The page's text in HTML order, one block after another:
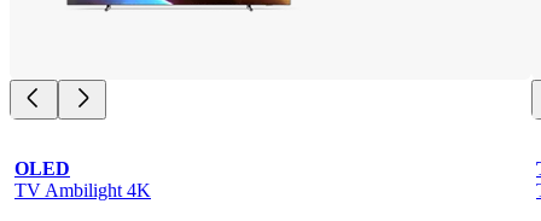
OLED
TV Ambilight 4K